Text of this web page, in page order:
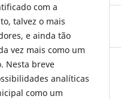
com a
talvez o mais
e ainda tão
vez mais como um
Nesta breve
analíticas
como um